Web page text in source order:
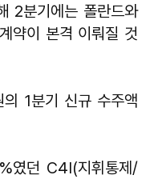
2분기에는 폴란드와
약이 본격 이뤄질 것
1분기 신규 수주액
였던 C4I(지휘통제/